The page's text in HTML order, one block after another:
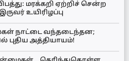
மரக்கறி ஏற்றிச் சென்ற
உயிரிழப்பு
பஸ்கள் நாட்டை வந்தடைந்தன;
புதிய அத்தியாயம்!